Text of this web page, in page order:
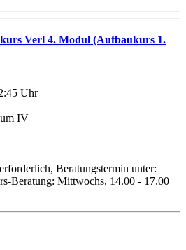
Verl 4. Modul (Aufbaukurs 1.
Uhr
IV
Beratungstermin unter:
Beratung: Mittwochs, 14.00 - 17.00